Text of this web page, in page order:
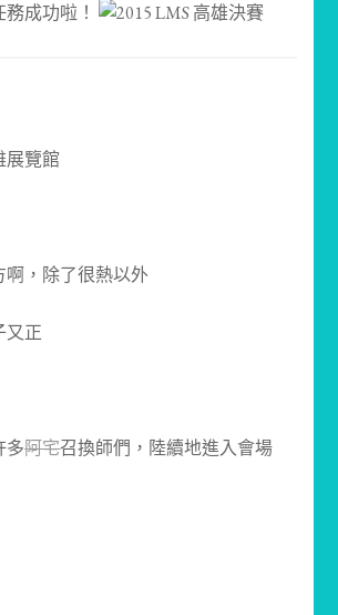
務成功啦！
展覽館
啊，除了很熱以外
又正
多阿宅召換師們，陸續地進入會場